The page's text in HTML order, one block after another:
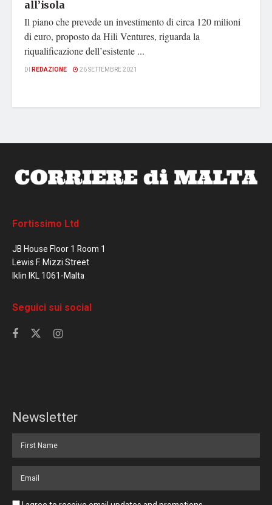
all’isola
Il piano che prevede un investimento di circa 120 milioni
di euro, proposto da Hili Ventures, riguarda la
riqualificazione dell’esistente ...
DI REDAZIONE 26 SETTEMBRE 2021
Fortissimo Ltd
JB House Floor 1 Room 1
Lewis F. Mizzi Street
Iklin IKL 1061-Malta
Seguici sui social
Newsletter